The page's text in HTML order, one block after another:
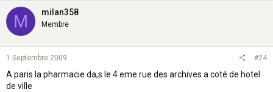
M milan358
Membre
1 Septembre 2009 #24
A paris la pharmacie da,s le 4 eme rue des archives a coté de hotel
de ville